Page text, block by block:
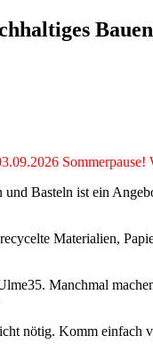
Sommerpause!
Basteln ist ein
Materialien,
Manchmal
nötig. Komm einfach